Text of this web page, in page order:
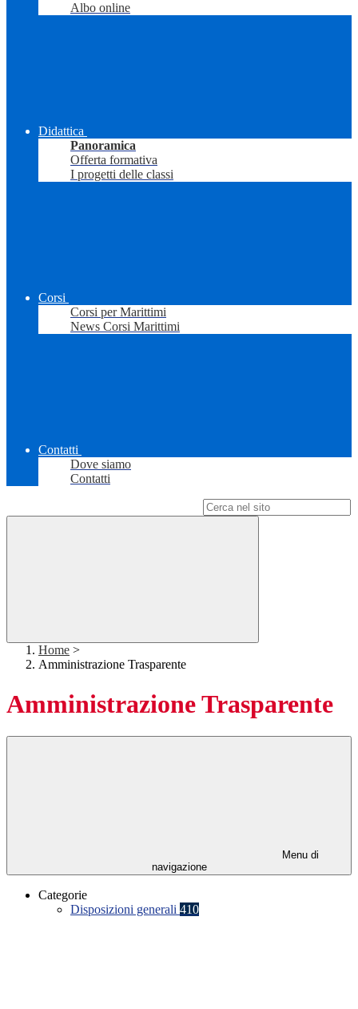
Albo online
Didattica
Panoramica
Offerta formativa
I progetti delle classi
Corsi
Corsi per Marittimi
News Corsi Marittimi
Contatti
Dove siamo
Contatti
Home >
Amministrazione Trasparente
Amministrazione Trasparente
Menu di
navigazione
Categorie
Disposizioni generali 410